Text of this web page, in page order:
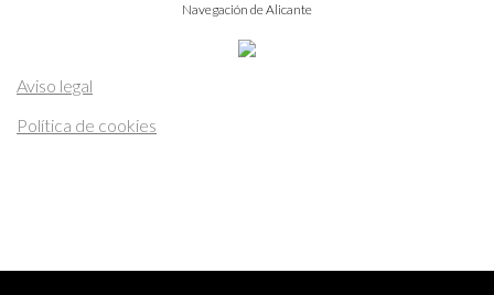
Navegación de Alicante
Aviso legal
Política de cookies